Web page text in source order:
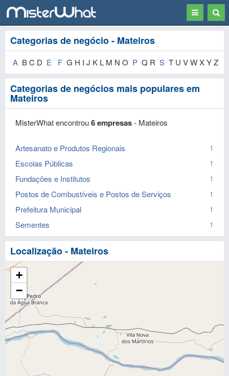
Toggle
Categorias de negócio - Mateiros
A B C D E F G H I J K L M N O P Q R S T U V W X Y Z
Categorias de negócios mais populares em
Mateiros
MisterWhat encontrou6 empresas- Mateiros
Artesanato e Produtos Regionais 1
Escolas Públicas 1
Fundações e Institutos 1
Postos de Combustíveis e Postos de Serviços 1
Prefeitura Municipal 1
Sementes 1
Localização - Mateiros
+
−